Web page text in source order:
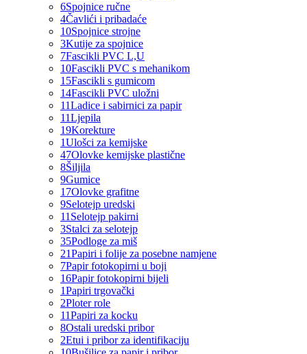
6Spojnice ručne
4Čavlići i pribadaće
10Spojnice strojne
3Kutije za spojnice
7Fascikli PVC L,U
10Fascikli PVC s mehanikom
15Fascikli s gumicom
14Fascikli PVC uložni
11Ladice i sabirnici za papir
11Ljepila
19Korekture
1Ulošci za kemijske
47Olovke kemijske plastične
8Šiljila
9Gumice
17Olovke grafitne
9Selotejp uredski
11 Selotejp pakirni
3Stalci za selotejp
35Podloge za miš
21Papiri i folije za posebne namjene
7Papir fotokopirni u boji
16Papir fotokopirni bijeli
1Papiri trgovački
2Ploter role
11Papiri za kocku
8Ostali uredski pribor
2Etui i pribor za identifikaciju